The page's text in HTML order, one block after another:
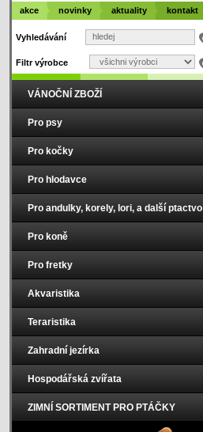
Vyhledávání
Filtr výrobce
VÁNOČNÍ ZBOŽÍ
Pro psy
Pro kočky
Pro hlodavce
Pro andulky, korely, lori, a další ptactvo
Pro koně
Pro fretky
Akvaristika
Teraristika
Zahradní jezírka
Hospodářská zvířata
ZIMNÍ SORTIMENT PRO PTÁČKY
akce novinky aktuality kontakt